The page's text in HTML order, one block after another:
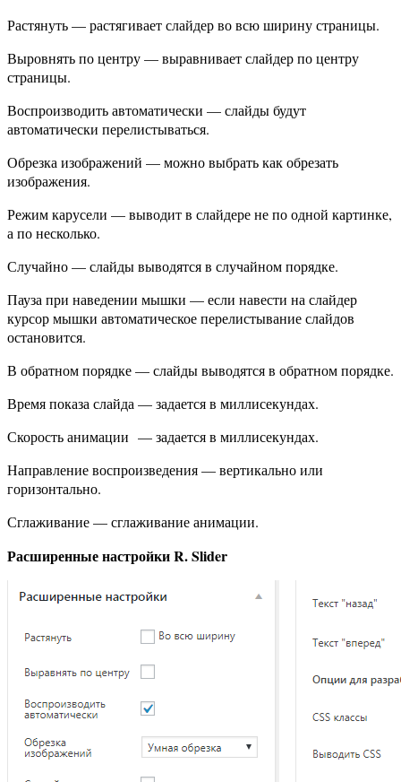
Растянуть — растягивает слайдер во всю ширину страницы.
Выровнять по центру — выравнивает слайдер по центру
страницы.
Воспроизводить автоматически — слайды будут
автоматически перелистываться.
Обрезка изображений — можно выбрать как обрезать
изображения.
Режим карусели — выводит в слайдере не по одной картинке,
а по несколько.
Случайно — слайды выводятся в случайном порядке.
Пауза при наведении мышки — если навести на слайдер
курсор мышки автоматическое перелистывание слайдов
остановится.
В обратном порядке — слайды выводятся в обратном порядке.
Время показа слайда — задается в миллисекундах.
Скорость анимации — задается в миллисекундах.
Направление воспроизведения — вертикально или
горизонтально.
Сглаживание — сглаживание анимации.
Расширенные настройки R. Slider